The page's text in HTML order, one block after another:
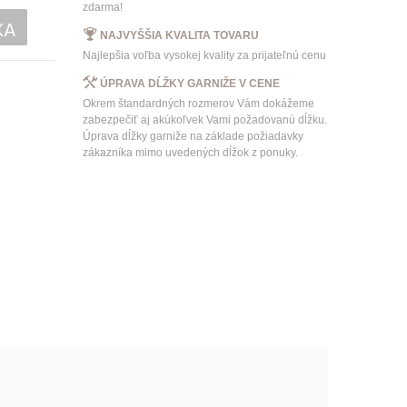
zdarma!
NAJVYŠŠIA KVALITA TOVARU
Najlepšia voľba vysokej kvality za prijateľnú cenu
ÚPRAVA DĹŽKY GARNIŽE V CENE
Okrem štandardných rozmerov Vám dokážeme
zabezpečiť aj akúkoľvek Vami požadovanú dĺžku.
Úprava dĺžky garniže na základe požiadavky
zákazníka mimo uvedených dĺžok z ponuky.